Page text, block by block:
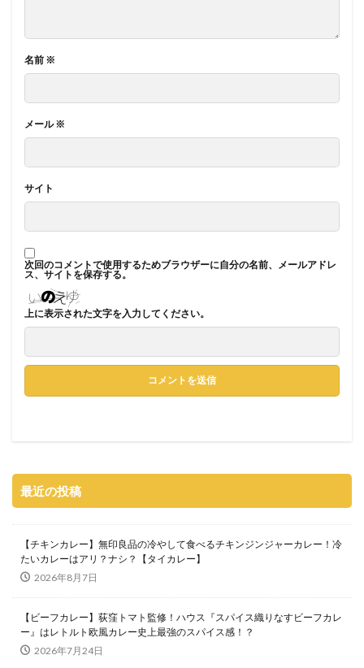
名前 ※
メール※
サイト
次回のコメントで使用するためブラウザーに自分の名前、メールアドレ
ス、サイトを保存する。
上に表示された文字を入力してください。
最近の投稿
【チキンカレー】無印良品の冷やして食べるチキンジンジャーカレー！冷
たいカレーはアリ？ナシ？【タイカレー】
2026年8月7日
【ビーフカレー】荻窪トマト監修！ハウス『スパイス織りなすビーフカレ
ー』はレトルト欧風カレー史上最強のスパイス感！？
2026年7月24日